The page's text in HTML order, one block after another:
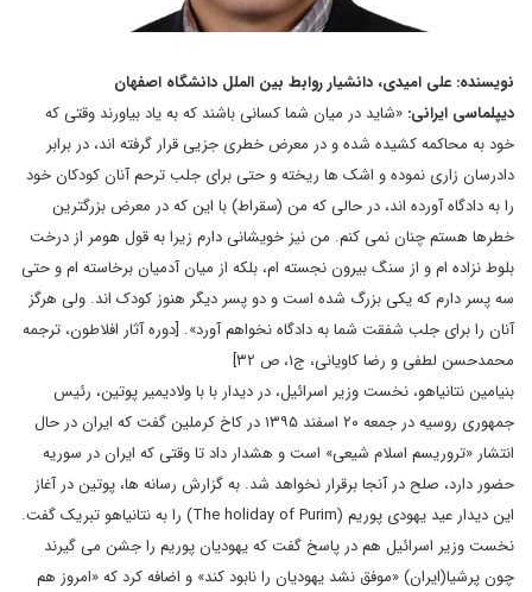
نویسنده: علی امیدی، دانشیار روابط بین الملل دانشگاه اصفهان
دیپلماسی ایرانی: «شاید در میان شما کسانی باشند که به یاد بیاورند وقتی که
خود به محاکمه کشیده شده و در معرض خطری جزیی قرار گرفته اند، در برابر
دادرسان زاری نموده و اشک ها ریخته و حتی برای جلب ترحم آنان کودکان خود
را به دادگاه آورده اند، در حالی که من (سقراط) با این که در معرض بزرگترین
خطرها هستم چنان نمی کنم. من نیز خویشانی دارم زیرا به قول هومر از درخت
بلوط نزاده ام و از سنگ بیرون نجسته ام، بلکه از میان آدمیان برخاسته ام و حتی
سه پسر دارم که یکی بزرگ شده است و دو پسر دیگر هنوز کودک اند. ولی هرگز
آنان را برای جلب شفقت شما به دادگاه نخواهم آورد». [دوره آثار افلاطون، ترجمه
محمدحسن لطفی و رضا کاویانی، ج۱، ص ۳۲]
بنیامین نتانیاهو، نخست وزیر اسرائیل، در دیدار با با ولادیمیر پوتین، رئیس
جمهوری روسیه در جمعه ۲۰ اسفند ۱۳۹۵ در کاخ کرملین گفت که ایران در حال
انتشار «تروریسم اسلام شیعی» است و هشدار داد تا وقتی که ایران در سوریه
حضور دارد، صلح در آنجا برقرار نخواهد شد. به گزارش رسانه ها، پوتین در آغاز
این دیدار عید یهودی پوریم (The holiday of Purim) را به نتانیاهو تبریک گفت.
نخست وزیر اسرائیل هم در پاسخ گفت که یهودیان پوریم را جشن می گیرند
چون پرشیا(ایران) «موفق نشد یهودیان را نابود کند» و اضافه کرد که «امروز هم